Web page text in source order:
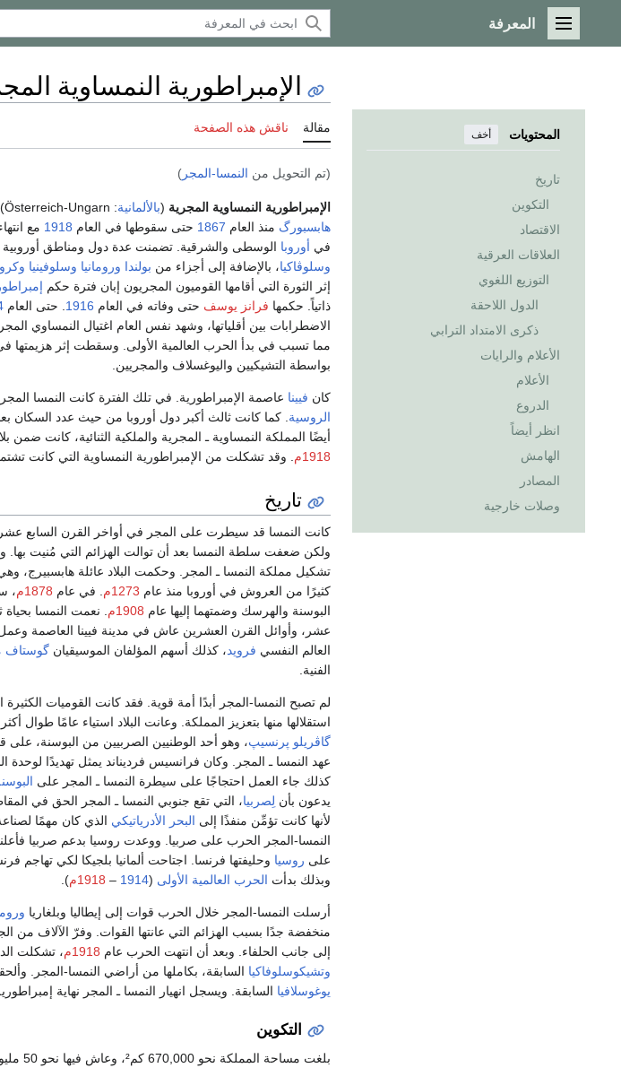
القائمة الرئيسية
المعرفة
المحتويات أخف
تاريخ
التكوين
الاقتصاد
العلاقات العرقية
التوزيع اللغوي
الدول اللاحقة
ذكرى الامتداد الترابي
الأعلام والرايات
الأعلام
الدروع
انظر أيضاً
الهامش
المصادر
وصلات خارجية
الإمبراطورية النمساوية
مقالة ناقش هذه الصفحة
(تم التحويل من النمسا-المجر )
الإمبراطورية النمساوية المجرية (بالألمانية: Österreich-Ungarn) كانت ملكية ثنائية حكمت بواسطة
هابسبورگ منذ العام 1867 حتى سقوطها في العام 1918 مع
في أوروبا الوسطى والشرقية. تضمنت عدة دول ومناطق
وسلوڤاكيا، بالإضافة إلى أجزاء من بولندا ورومانيا وسلوفينيا
إثر الثورة التي أقامها القوميون المجريون إبان فترة حكم
ذاتياً. حكمها فرانز يوسف حتى وفاته في العام 1916 . حتى العام
الاضطرابات بين أقلياتها، وشهد نفس العام اغتيال النمساوي
مما تسبب في بدأ الحرب العالمية الأولى. وسقطت إثر هزيمتها
بواسطة التشيكيين واليوغسلاف والمجريين.
كان فيينا عاصمة الإمبراطورية. في تلك الفترة كانت النمسا المجر
الروسية . كما كانت ثالث أكبر دول أوروبا من حيث عدد السكان
أيضًا المملكة النمساوية ـ المجرية والملكية الثنائية، كانت ضمن
1918م
. وقد تشكلت من الإمبراطورية النمساوية التي كانت
تاريخ
كانت النمسا قد سيطرت على المجر في أواخر القرن السابع
ولكن ضعفت سلطة النمسا بعد أن توالت الهزائم التي مُنيت بها.
تشكيل مملكة النمسا ـ المجر. وحكمت البلاد عائلة هابسبيرج،
كثيرًا من العروش في أوروبا منذ عام 1273م . في عام 1878م
،
البوسنة والهرسك وضمتهما إليها عام 1908م
. نعمت النمسا بحياة
عشر، وأوائل القرن العشرين عاش في مدينة فيينا العاصمة
العالم النفسي فرويد، كذلك أسهم المؤلفان الموسيقيان گوستاف
الفنية.
لم تصبح النمسا-المجر أبدًا أمة قوية. فقد كانت القوميات الكثيرة
استقلالها منها بتعزيز المملكة. وعانت البلاد استياء عامًا طوال
گاڤريلو پرنسيپ، وهو أحد الوطنيين الصربيين من البوسنة، على
عهد النمسا ـ المجر. وكان فرانسيس فرديناند يمثل تهديدًا
كذلك جاء العمل احتجاجًا على سيطرة النمسا ـ المجر على
يدعون بأن لِصربيا، التي تقع جنوبي النمسا ـ المجر الحق في
لأنها كانت تؤمِّن منفذًا إلى البحر الأدرياتيكي الذي كان مهمًا
النمسا-المجر الحرب على صربيا. ووعدت روسيا بدعم صربيا
على روسيا وحليفتها فرنسا. اجتاحت ألمانيا بلجيكا لكي تهاجم
وبذلك بدأت الحرب العالمية الأولى (
1914
– 1918م ).
أرسلت النمسا-المجر خلال الحرب قوات إلى إيطاليا وبلغاريا
منخفضة جدًا بسبب الهزائم التي عانتها القوات. وفرّ الآلاف من
إلى جانب الحلفاء. وبعد أن انتهت الحرب عام 1918م
، تشكلت
وتشيكوسلوفاكيا السابقة، بكاملها من أراضي النمسا-المجر.
يوغوسلافيا السابقة. ويسجل انهيار النمسا ـ المجر نهاية
التكوين